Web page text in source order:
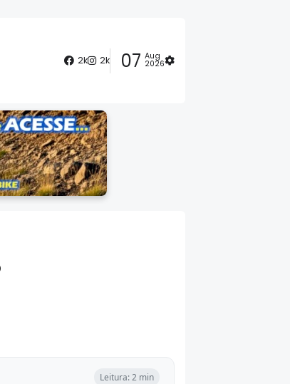
2k 2k 07 Aug
2026
Leitura: 2 min